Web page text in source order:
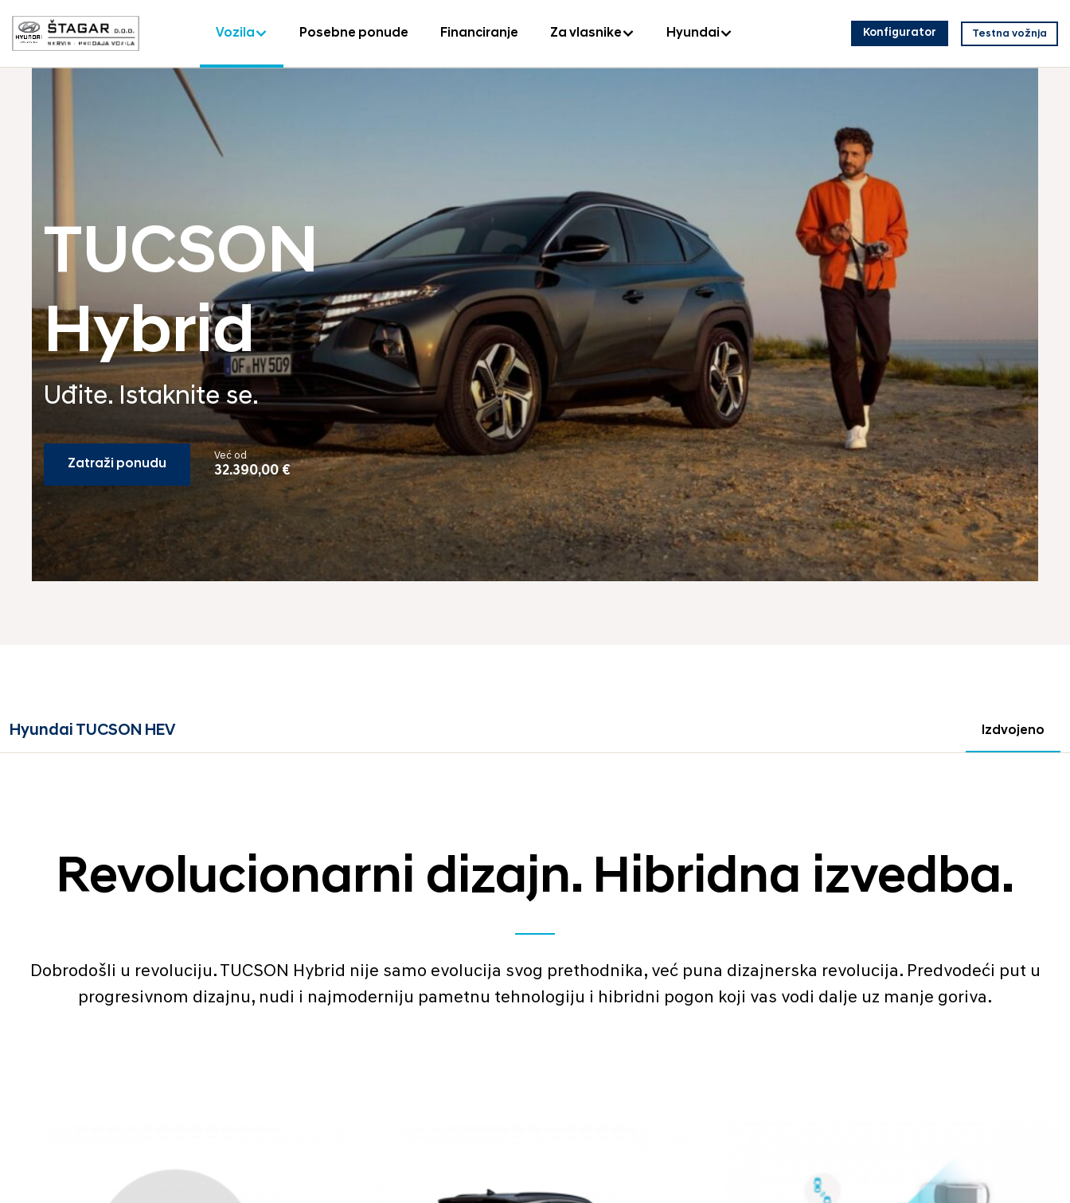
Vozila Posebne ponude Financiranje Za vlasnike Hyundai Konfigurator Testna vožnja
TUCSON
Hybrid
Uđite. Istaknite se.
Zatraži ponudu
Već od
32.390,00 €
Hyundai TUCSON HEV Izdvojeno
Revolucionarni dizajn. Hibridna izvedba.
Dobrodošli u revoluciju. TUCSON Hybrid nije samo evolucija svog prethodnika, već puna dizajnerska revolucija. Predvodeći put u
progresivnom dizajnu, nudi i najmoderniju pametnu tehnologiju i hibridni pogon koji vas vodi dalje uz manje goriva.